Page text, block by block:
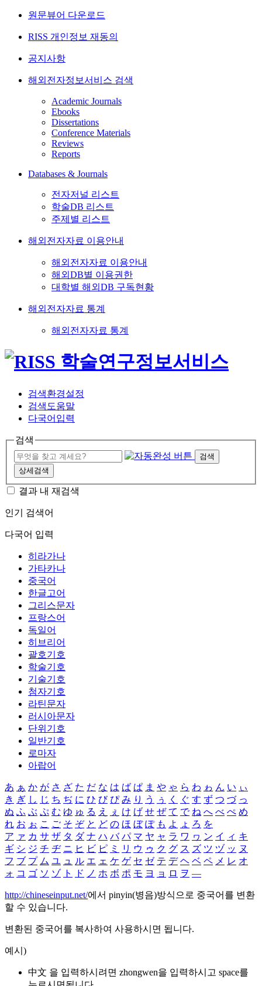
원문뷰어 다운로드
RISS 개인정보 재동의
공지사항
해외전자정보서비스 검색
Academic Journals
Ebooks
Dissertations
Conference Materials
Reviews
Reports
Databases & Journals
전자저널 리스트
학술DB 리스트
주제별 리스트
해외전자자료 이용안내
해외전자자료 이용안내
해외DB별 이용권한
대학별 해외DB 구독현황
해외전자자료 통계
해외전자자료 통계
검색환경설정
검색도움말
다국어입력
검색
검색
상세검색
결과 내 재검색
인기 검색어
다국어 입력
히라가나
가타카나
중국어
한글고어
그리스문자
프랑스어
독일어
히브리어
괄호기호
학술기호
기술기호
첨자기호
라틴문자
러시아문자
단위기호
일반기호
로마자
아랍어
あ ぁ か が さ ざ た だ な は ば ぱ ま や ゃ ら わ ゎ ん い ぃ
き ぎ し じ ち ぢ に ひ び ぴ み り う ぅ く ぐ す ず つ づ っ
ぬ ふ ぶ ぷ む ゆ ゅ る え ぇ け げ せ ぜ て で ね へ べ ぺ め
れ お ぉ こ ご そ ぞ と ど の ほ ぼ ぽ も よ ょ ろ を
ア ァ カ サ ザ タ ダ ナ ハ バ パ マ ヤ ャ ラ ワ ヮ ン イ ィ キ
ギ シ ジ チ ヂ ニ ヒ ビ ピ ミ リ ウ ゥ ク グ ス ズ ツ ヅ ッ ヌ
フ ブ プ ム ユ ュ ル エ ェ ケ ゲ セ ゼ テ デ ヘ ベ ペ メ レ オ
ォ コ ゴ ソ ゾ ト ド ノ ホ ボ ポ モ ヨ ョ ロ ヲ ―
http://chineseinput.net/에서 pinyin(병음)방식으로 중국어를 변환
할 수 있습니다.
변환된 중국어를 복사하여 사용하시면 됩니다.
예시)
中文 을 입력하시려면 zhongwen을 입력하시고 space를